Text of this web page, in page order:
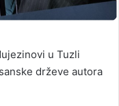
u Tuzli
drževe autora